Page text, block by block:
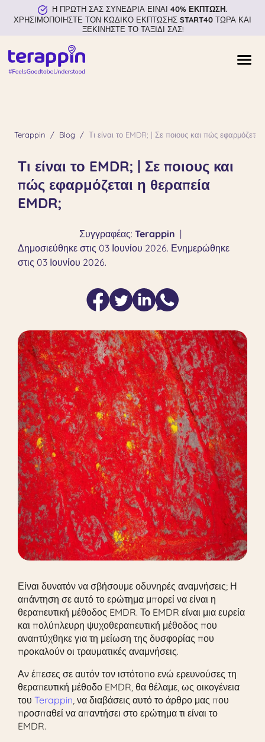
Η ΠΡΩΤΗ ΣΑΣ ΣΥΝΕΔΡΙΑ ΕΙΝΑΙ 40% ΕΚΠΤΩΣΗ.
ΧΡΗΣΙΜΟΠΟΙΗΣΤΕ ΤΟΝ ΚΩΔΙΚΟ ΕΚΠΤΩΣΗΣ START40 ΤΩΡΑ ΚΑΙ
ΞΕΚΙΝΗΣΤΕ ΤΟ ΤΑΞΙΔΙ ΣΑΣ!
Terappin Blog Τι είναι το EMDR; | Σε ποιους και πώς
Τι είναι το EMDR; | Σε ποιους και
πώς εφαρμόζεται η θεραπεία
EMDR;
Συγγραφέας: Terappin |
Δημοσιεύθηκε στις 03 Ιουνίου 2026. Ενημερώθηκε
στις 03 Ιουνίου 2026.
Είναι δυνατόν να σβήσουμε οδυνηρές αναμνήσεις; Η
απάντηση σε αυτό το ερώτημα μπορεί να είναι η
θεραπευτική μέθοδος EMDR. Το EMDR είναι μια ευρεία
και πολύπλευρη ψυχοθεραπευτική μέθοδος που
αναπτύχθηκε για τη μείωση της δυσφορίας που
προκαλούν οι τραυματικές αναμνήσεις.
Αν έπεσες σε αυτόν τον ιστότοπο ενώ ερευνούσες τη
θεραπευτική μέθοδο EMDR, θα θέλαμε, ως οικογένεια
του Terappin, να διαβάσεις αυτό το άρθρο μας που
προσπαθεί να απαντήσει στο ερώτημα τι είναι το
EMDR.